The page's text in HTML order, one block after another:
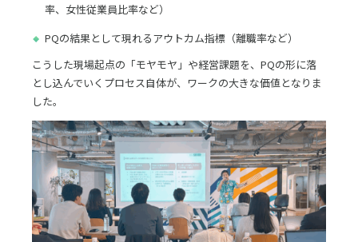
率、女性従業員比率など）
PQの結果として現れるアウトカム指標（離職率など）
こうした現場起点の「モヤモヤ」や経営課題を、PQの形に落
とし込んでいくプロセス自体が、ワークの大きな価値となりま
した。